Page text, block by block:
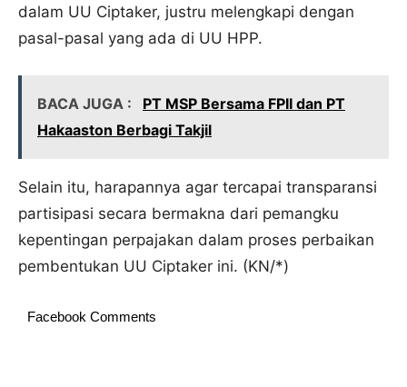
dalam UU Ciptaker, justru melengkapi dengan
pasal-pasal yang ada di UU HPP.
BACA JUGA :
PT MSP Bersama FPII dan PT
Hakaaston Berbagi Takjil
Selain itu, harapannya agar tercapai transparansi
partisipasi secara bermakna dari pemangku
kepentingan perpajakan dalam proses perbaikan
pembentukan UU Ciptaker ini. (KN/*)
Facebook Comments